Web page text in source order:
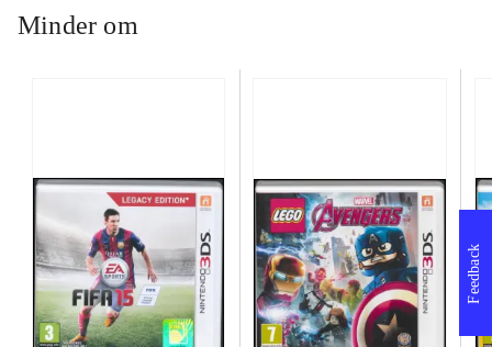
Minder om
Feedback